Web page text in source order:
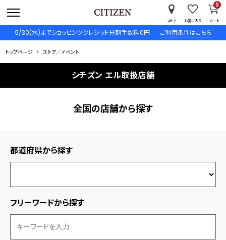
9/30(水)までショッピングクレジット分割手数料０円 ご利用条件はこちら
ストア お気に入り カート
0
トップページ ストア／イベント
シチズン エル取扱店舗
全国の店舗から探す
都道府県から探す
フリーワードから探す